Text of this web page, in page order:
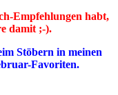
Empfehlungen habt,
damit ;-).
Stöbern in meinen
Favoriten.